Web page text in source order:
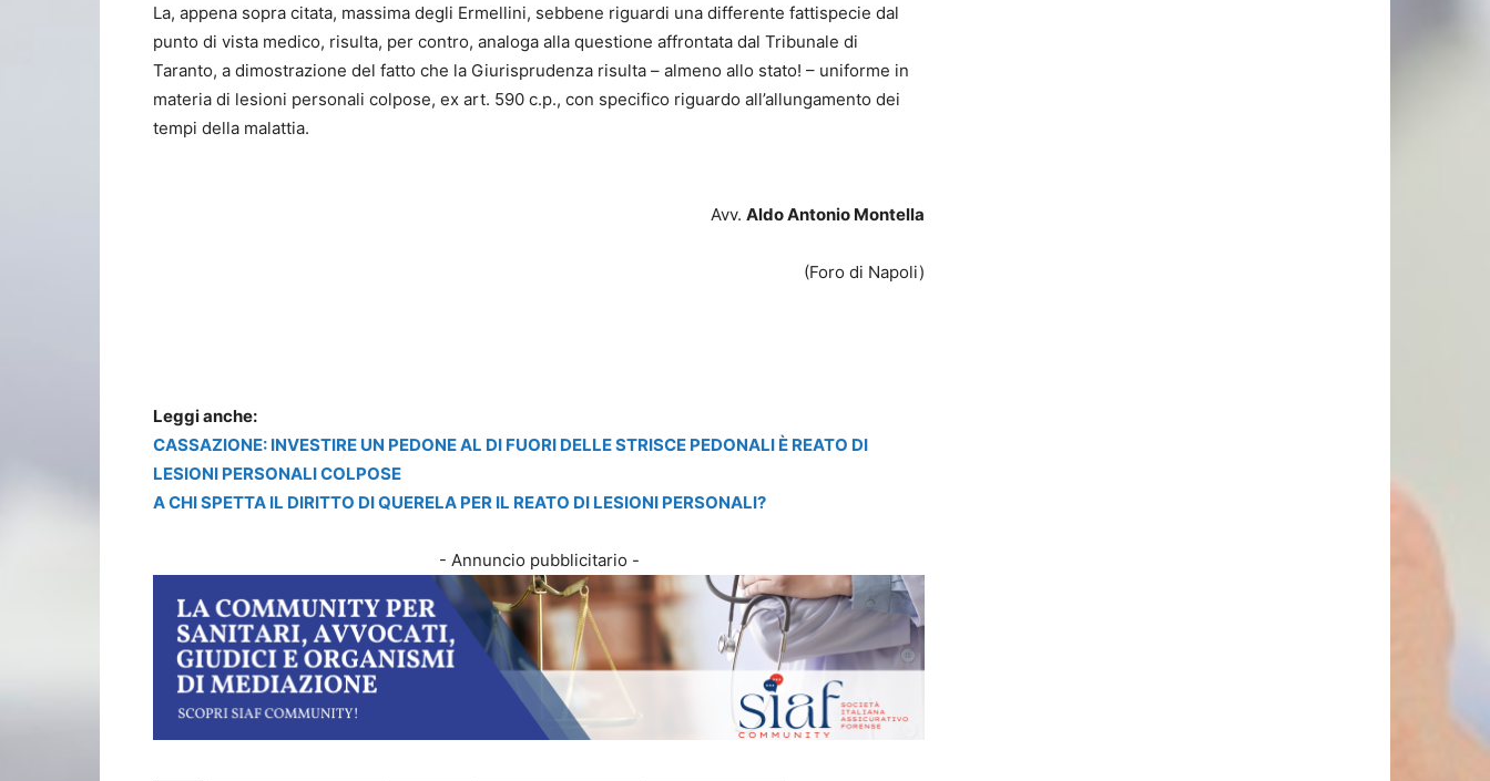
La, appena sopra citata, massima degli Ermellini, sebbene riguardi una differente fattispecie dal
punto di vista medico, risulta, per contro, analoga alla questione affrontata dal Tribunale di
Taranto, a dimostrazione del fatto che la Giurisprudenza risulta – almeno allo stato! – uniforme in
materia di lesioni personali colpose, ex art. 590 c.p., con specifico riguardo all’allungamento dei
tempi della malattia.
Avv. Aldo Antonio Montella
(Foro di Napoli)
Leggi anche:
CASSAZIONE: INVESTIRE UN PEDONE AL DI FUORI DELLE STRISCE PEDONALI È REATO DI
LESIONI PERSONALI COLPOSE
A CHI SPETTA IL DIRITTO DI QUERELA PER IL REATO DI LESIONI PERSONALI?
- Annuncio pubblicitario -